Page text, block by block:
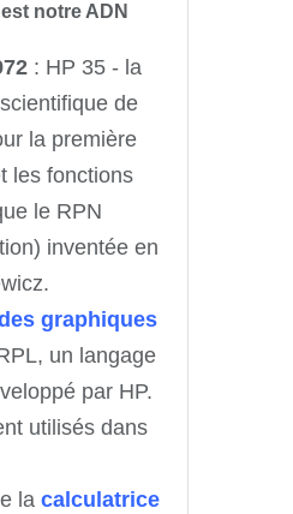
est notre ADN
: HP 35 - la
de
la première
les fonctions
le RPN
inventée en
graphiques
un langage
par HP.
utilisés dans
la calculatrice